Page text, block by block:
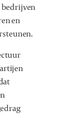
bedrijven
en